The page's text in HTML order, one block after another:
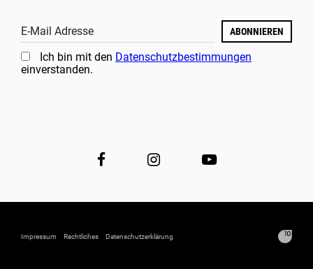
E-Mail Adresse ABONNIEREN
Ich bin mit den Datenschutzbestimmungen
einverstanden.
Impressum Rechtliches Datenschutzerklärung